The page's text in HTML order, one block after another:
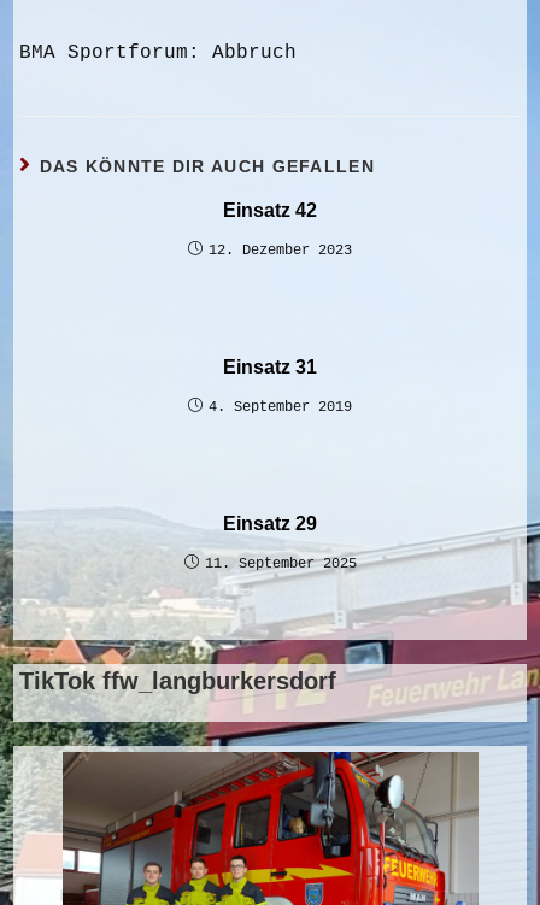
BMA Sportforum: Abbruch
DAS KÖNNTE DIR AUCH GEFALLEN
Einsatz 42
12. Dezember 2023
Einsatz 31
4. September 2019
Einsatz 29
11. September 2025
TikTok ffw_langburkersdorf